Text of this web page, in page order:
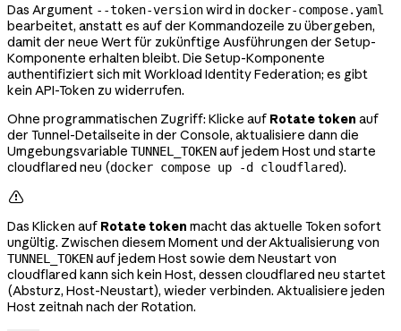
Das Argument --token-versionwird in docker-compose.yaml
bearbeitet, anstatt es auf der Kommandozeile zu übergeben,
damit der neue Wert für zukünftige Ausführungen der Setup-
Komponente erhalten bleibt. Die Setup-Komponente
authentifiziert sich mit Workload Identity Federation; es gibt
kein API-Token zu widerrufen.
Ohne programmatischen Zugriff: Klicke auf Rotate token auf
der Tunnel-Detailseite in der Console, aktualisiere dann die
Umgebungsvariable TUNNEL_TOKENauf jedem Host und starte
cloudflared neu (docker compose up -d cloudflared).

Das Klicken auf Rotate token macht das aktuelle Token sofort
ungültig. Zwischen diesem Moment und der Aktualisierung von
TUNNEL_TOKENauf jedem Host sowie dem Neustart von
cloudflared kann sich kein Host, dessen cloudflared neu startet
(Absturz, Host-Neustart), wieder verbinden. Aktualisiere jeden
Host zeitnah nach der Rotation.